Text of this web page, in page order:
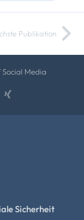
Publikation
Social Media
Sicherheit